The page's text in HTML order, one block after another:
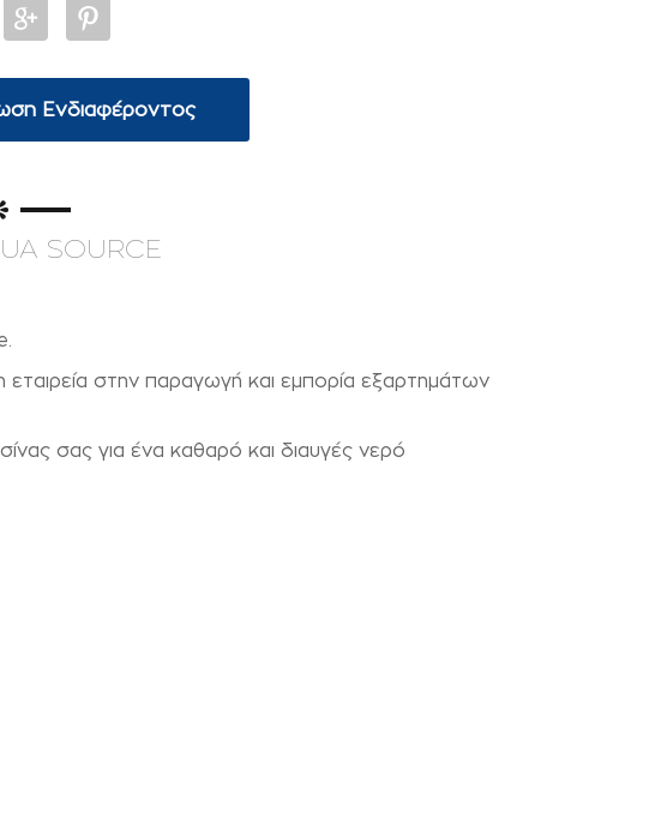
Ενδιαφέροντος
SOURCE
στην παραγωγή και εμπορία εξαρτημάτων
σας για ένα καθαρό και διαυγές νερό